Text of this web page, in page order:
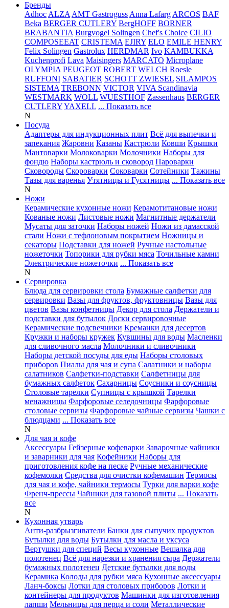
Бренды
Adhoc ALZA AMT Gastroguss Anna Lafarg ARCOS BAF
Beka BERGER CUTLERY BergHOFF BORNER
BRABANTIA Burgvogel Solingen Chef's Choice CILIO
COMPOSEEAT CRISTEMA EJIRY ELO EMILE HENRY
Felix Solingen Gastrolux HERDMAR Ivo KAMBUKKA
Kuchenprofi Lava Maisingers MARCATO Microplane
OLYMPIA PEUGEOT ROBERT WELCH Roesle
RUFFONI SABATIER SCHOTT ZWIESEL SILAMPOS
SISTEMA TREBONN VICTOR VIVA Scandinavia
WESTMARK WOLL WUESTHOF Zassenhaus BERGER
CUTLERYYAXELL ... Показать все
N
Посуда
Адаптеры для индукционных плит Всё для выпечки и
запекания Жаровни Казаны Кастрюли Ковши Крышки
Мантоварки Молоковарки Молочники Наборы для
фондю Наборы кастрюль и сковород Пароварки
Сковороды Скороварки Соковарки Сотейники Тажины
Тазы для варенья Утятницы и Гусятницы ... Показать все
N
Ножи
Керамические кухонные ножи Керамотитановые ножи
Кованые ножи Листовые ножи Магнитные держатели
Мусаты для заточки Наборы ножей Ножи из дамасской
стали Ножи с тефлоновым покрытием Ножницы и
секаторы Подставки для ножей Ручные настольные
ножеточки Топорики для рубки мяса Точильные камни
Электрические ножеточки ... Показать все
N
Сервировка
Блюда для сервировки стола Бумажные салфетки для
сервировки Вазы для фруктов, фруктовницы Вазы для
цветов Вазы конфетницы Декор для стола Держатели и
подставки для бутылок Доски сервировочные
Керамические подсвечники Креманки для десертов
Кружки и наборы кружек Кувшины для воды Масленки
для сливочного масла Молочники и сливочники
Наборы детской посуды для еды Наборы столовых
приборов Пиалы для чая и супа Салатники и наборы
салатников Салфетки-подставки Салфетницы для
бумажных салфеток Сахарницы Соусники и соусницы
Столовые тарелки Супницы с крышкой Тарелки
менажницы Фарфоровые селедочницы Фарфоровые
столовые сервизы Фарфоровые чайные сервизы Чашки с
блюдцами ... Показать все
N
Для чая и кофе
Аксессуары Гейзерные кофеварки Заварочные чайники
и заварники для чая Кофейники Наборы для
приготовления кофе на песке Ручные механические
кофемолки Средства для очистки кофемашин Термосы
для чая и кофе, чайники термосы Турки для варки кофе
Френч-прессы Чайники для газовой плиты ... Показать
все
N
Кухонная утварь
Анти-разбрызгиватели Банки для сыпучих продуктов
Бутылки для воды Бутылки для масла и уксуса
Вертушки для специй Весы кухонные Вешалка для
полотенец Всё для нарезки и хранения сыра Держатели
бумажных полотенец Детские бутылки для воды
Керамика Колоды для рубки мяса Кухонные аксессуары
Ланч-боксы Лотки для столовых приборов Лотки и
контейнеры для продуктов Машинки для изготовления
лапши Мельницы для перца и соли Металлические